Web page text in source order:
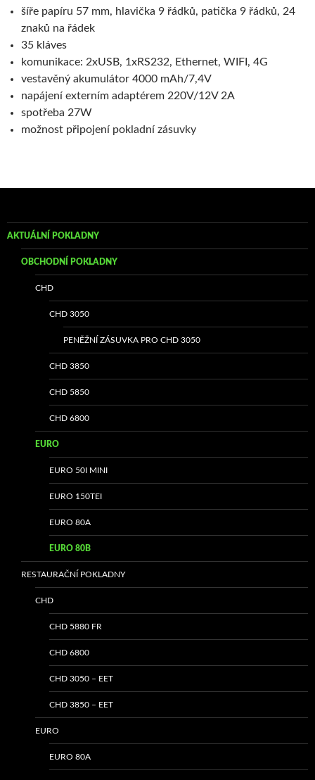
šíře papíru 57 mm, hlavička 9 řádků, patička 9 řádků, 24
znaků na řádek
35 kláves
komunikace: 2xUSB, 1xRS232, Ethernet, WIFI, 4G
vestavěný akumulátor 4000 mAh/7,4V
napájení externím adaptérem 220V/12V 2A
spotřeba 27W
možnost připojení pokladní zásuvky
AKTUÁLNÍ POKLADNY
OBCHODNÍ POKLADNY
CHD
CHD 3050
PENĚŽNÍ ZÁSUVKA PRO CHD 3050
CHD 3850
CHD 5850
CHD 6800
EURO
EURO 50I MINI
EURO 150TEI
EURO 80A
EURO 80B
RESTAURAČNÍ POKLADNY
CHD
CHD 5880 FR
CHD 6800
CHD 3050 – EET
CHD 3850 – EET
EURO
EURO 80A